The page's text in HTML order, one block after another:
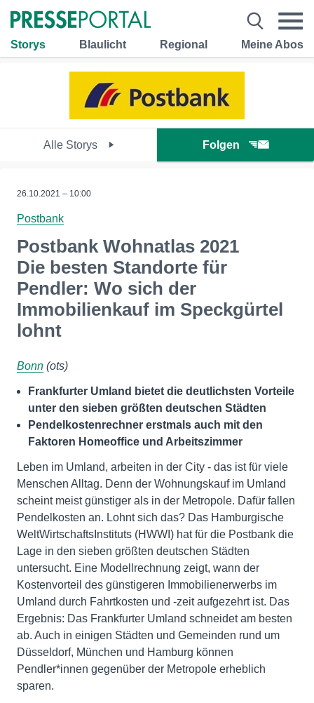
Storys Blaulicht Regional Meine Abos
Alle Storys Folgen
26.10.2021 – 10:00
Postbank
Postbank Wohnatlas 2021
Die besten Standorte für
Pendler: Wo sich der
Immobilienkauf im Speckgürtel
lohnt
Bonn (ots)
Frankfurter Umland bietet die deutlichsten Vorteile
unter den sieben größten deutschen Städten
Pendelkostenrechner erstmals auch mit den
Faktoren Homeoffice und Arbeitszimmer
Leben im Umland, arbeiten in der City - das ist für viele
Menschen Alltag. Denn der Wohnungskauf im Umland
scheint meist günstiger als in der Metropole. Dafür fallen
Pendelkosten an. Lohnt sich das? Das Hamburgische
WeltWirtschaftsInstituts (HWWI) hat für die Postbank die
Lage in den sieben größten deutschen Städten
untersucht. Eine Modellrechnung zeigt, wann der
Kostenvorteil des günstigeren Immobilienerwerbs im
Umland durch Fahrtkosten und -zeit aufgezehrt ist. Das
Ergebnis: Das Frankfurter Umland schneidet am besten
ab. Auch in einigen Städten und Gemeinden rund um
Düsseldorf, München und Hamburg können
Pendler*innen gegenüber der Metropole erheblich
sparen.